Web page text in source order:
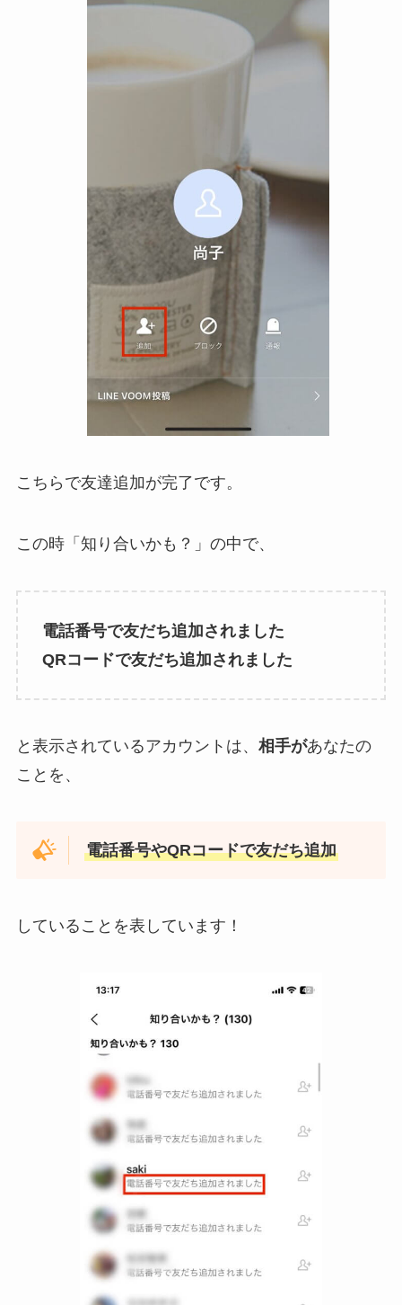
こちらで友達追加が完了です。
この時「知り合いかも？」の中で、
電話番号で友だち追加されました
QRコードで友だち追加されました
と表示されているアカウントは、 相手があなたの
ことを、
電話番号やQRコードで友だち追加
していることを表しています！